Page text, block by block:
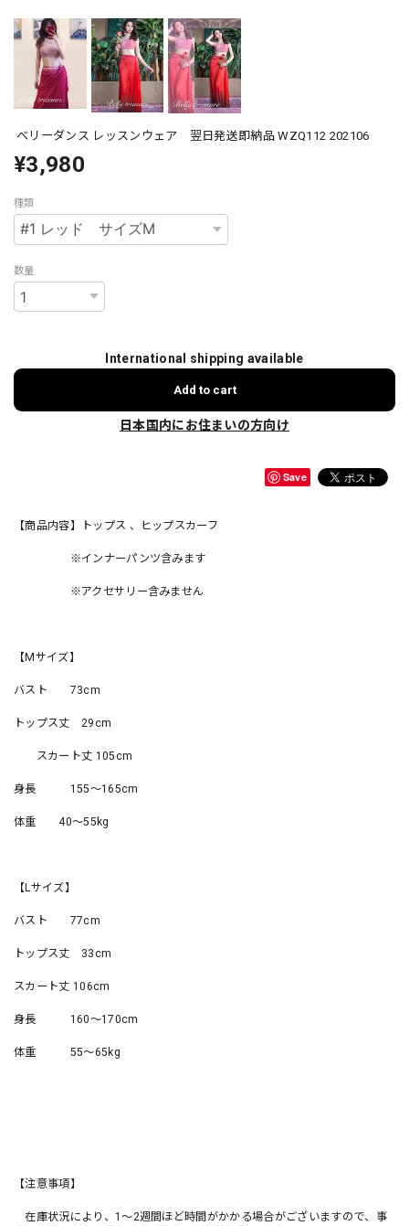
ベリーダンス レッスンウェア 翌日発送即納品 WZQ112 202106
¥3,980
種類
数量
International shipping available
Add to cart
日本国内にお住まいの方向け
Save
【商品内容】トップス 、ヒップスカーフ
※インナーパンツ含みます
※アクセサリー含みません
【Mサイズ】
バスト 73cm
トップス丈 29cm
スカート丈 105cm
身長 155〜165cm
体重 40〜55kg
【Lサイズ】
バスト 77cm
トップス丈 33cm
スカート丈 106cm
身長 160〜170cm
体重 55〜65kg
【注意事項】
在庫状況により、1〜2週間ほど時間がかかる場合がございますので、事